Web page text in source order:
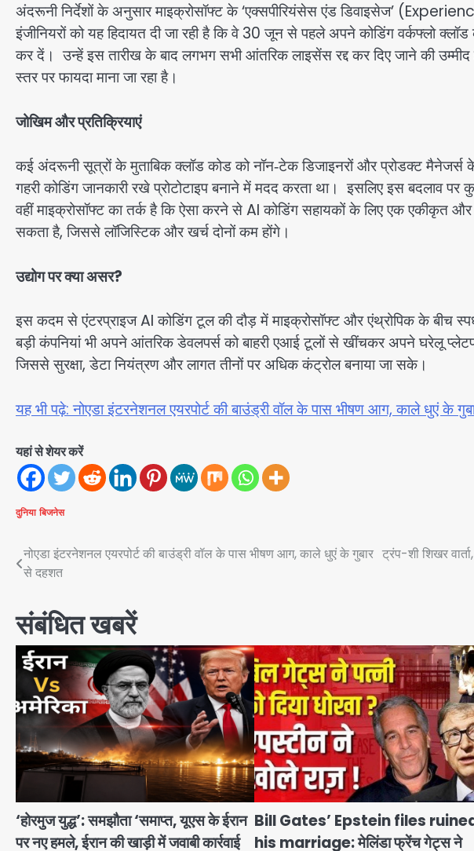
अंदरूनी निर्देशों के अनुसार माइक्रोसॉफ्ट के ‘एक्सपीरियंसेस एंड डिवाइसेज’
इंजीनियरों को यह हिदायत दी जा रही है कि वे 30 जून से पहले अपने कोडिंग वर्कफ्लो
कर दें। उन्हें इस तारीख के बाद लगभग सभी आंतरिक लाइसेंस रद्द कर दिए जाने की
स्तर पर फायदा माना जा रहा है।
जोखिम और प्रतिक्रियाएं
कई अंदरूनी सूत्रों के मुताबिक क्लॉड कोड को नॉन‑टेक डिजाइनरों और प्रोडक्ट मैनेजर्स के
गहरी कोडिंग जानकारी रखे प्रोटोटाइप बनाने में मदद करता था। इसलिए इस बदलाव पर
वहीं माइक्रोसॉफ्ट का तर्क है कि ऐसा करने से AI कोडिंग सहायकों के लिए एक एकीकृत
सकता है, जिससे लॉजिस्टिक और खर्च दोनों कम होंगे।
उद्योग पर क्या असर?
इस कदम से एंटरप्राइज AI कोडिंग टूल की दौड़ में माइक्रोसॉफ्ट और एंथ्रोपिक के बीच
बड़ी कंपनियां भी अपने आंतरिक डेवलपर्स को बाहरी एआई टूलों से खींचकर अपने घरेलू
जिससे सुरक्षा, डेटा नियंत्रण और लागत तीनों पर अधिक कंट्रोल बनाया जा सके।
यह भी पढ़े: नोएडा इंटरनेशनल एयरपोर्ट की बाउंड्री वॉल के पास भीषण आग, काले धुएं के
यहां से शेयर करें
दुनिया बिजनेस
Post
navigation
नोएडा इंटरनेशनल एयरपोर्ट की बाउंड्री वॉल के पास भीषण आग, काले धुएं के गुबार
से दहशत
ट्रंप-शी शिखर
संबंधित खबरें
‘होरमुज युद्ध’: समझौता ‘समाप्त, यूएस के ईरान
पर नए हमले, ईरान की खाड़ी में जवाबी कार्रवाई
Bill Gates’ Epstein files
his marriage: मेलिंडा फ्रेंच गेट्स ने